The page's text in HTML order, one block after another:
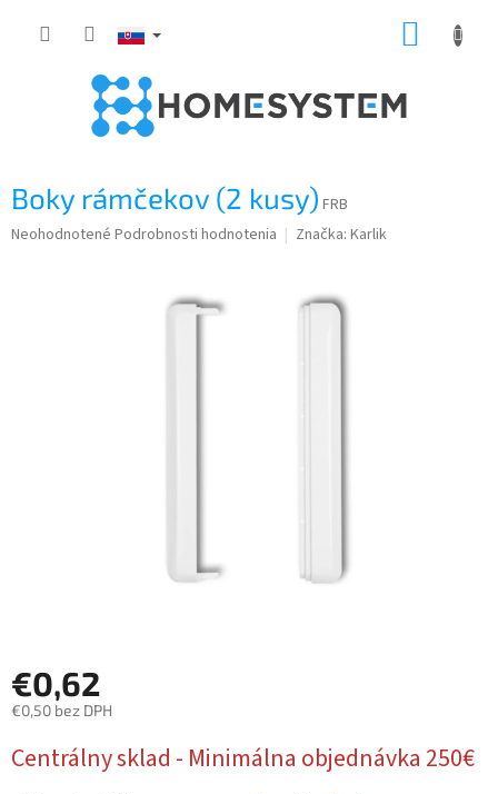
Boky rámčekov (2 kusy) FRB
Priemerné
Neohodnotené Podrobnosti hodnotenia Značka: Karlik
€0,62
€0,50 bez DPH
cena:
Centrálny sklad - Minimálna objednávka 250€